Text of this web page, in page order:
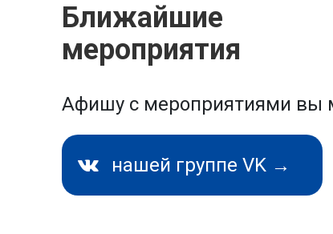
Ближайшие
мероприятия
Афишу с мероприятиями вы
нашей группе VK →